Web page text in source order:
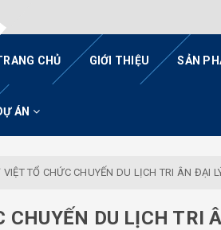
CHỦ GIỚI THIỆU SẢN
ÁN
VIỆT TỔ CHỨC CHUYẾN DU LỊCH TRI ÂN ĐẠI
CHUYẾN DU LỊCH TRI